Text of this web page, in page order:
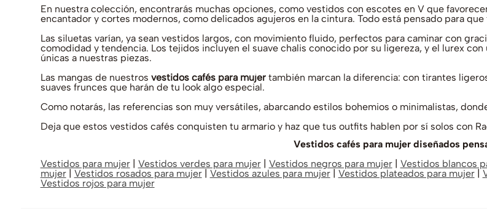
En nuestra colección, encontrarás muchas opciones, como vestidos con escotes en V que
encantador y cortes modernos, como delicados agujeros en la cintura. Todo está pensado para
Las siluetas varían, ya sean vestidos largos, con movimiento fluido, perfectos para caminar con
comodidad y tendencia. Los tejidos incluyen el suave chalis conocido por su ligereza, y el lurex
únicas a nuestras piezas.
Las mangas de nuestros vestidos cafés para mujertambién marcan la diferencia: con tirantes
suaves frunces que harán de tu look algo especial.
Como notarás, las referencias son muy versátiles, abarcando estilos bohemios o minimalistas,
Deja que estos vestidos cafés conquisten tu armario y haz que tus outfits hablen por sí solos con
Vestidos cafés para mujer diseñados
Vestidos para mujer| Vestidos verdes para mujer| Vestidos negros para mujer| Vestidos blancos
mujer| Vestidos rosados para mujer| Vestidos azules para mujer| Vestidos plateados para mujer|
Vestidos rojos para mujer